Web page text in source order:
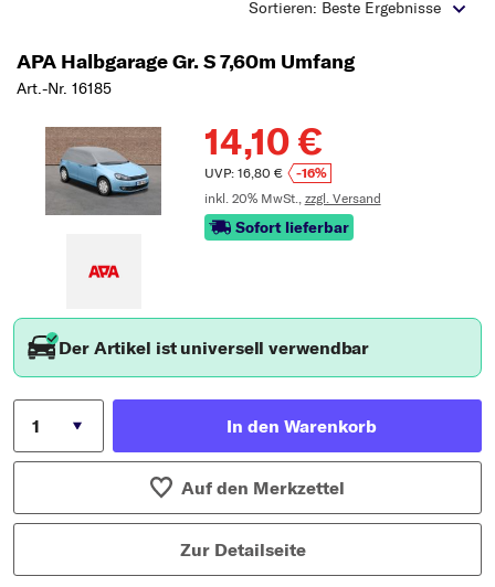
Sortieren: Beste Ergebnisse
APA Halbgarage Gr. S 7,60m Umfang
Art.-Nr. 16185
14,10 €
UVP: 16,80 €
-16%
inkl. 20% MwSt., zzgl. Versand
Sofort lieferbar
Der Artikel ist universell verwendbar
In den Warenkorb
Auf den Merkzettel
Zur Detailseite